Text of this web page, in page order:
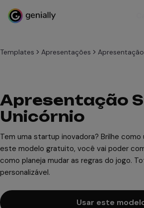
Templates Apresentações
Apresentação
Unicórnio
Tem uma startup inovadora? Brilhe como
este modelo gratuito, você vai poder
como planeja mudar as regras do jogo.
personalizável.
Usar este